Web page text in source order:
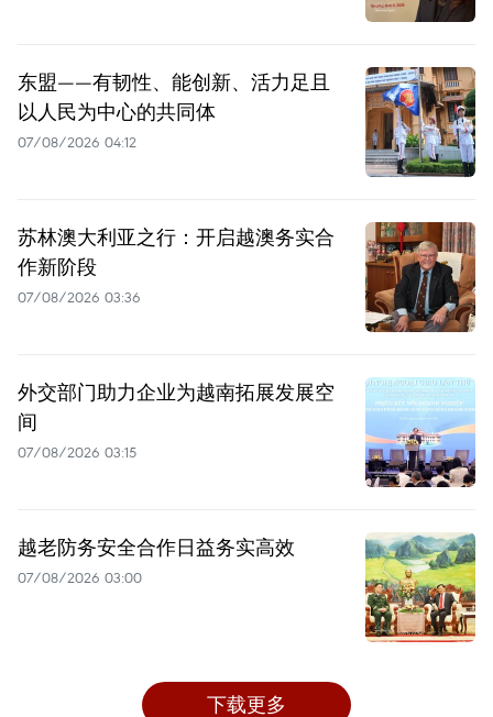
东盟——有韧性、能创新、活力足且
以人民为中心的共同体
07/08/2026 04:12
苏林澳大利亚之行：开启越澳务实合
作新阶段
07/08/2026 03:36
外交部门助力企业为越南拓展发展空
间
07/08/2026 03:15
越老防务安全合作日益务实高效
07/08/2026 03:00
下载更多